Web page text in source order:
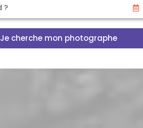
Je cherche mon photographe